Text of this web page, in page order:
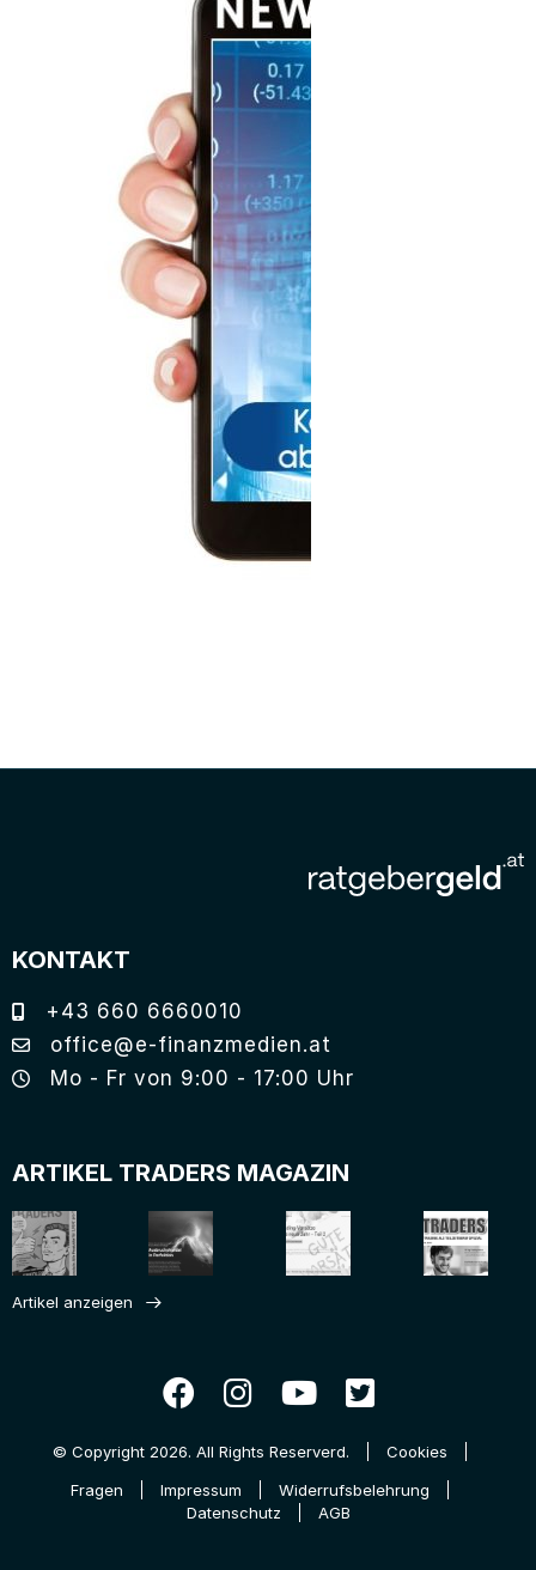
KONTAKT
+43 660 6660010
office@e-finanzmedien.at
Mo - Fr von 9:00 - 17:00 Uhr
ARTIKEL TRADERS MAGAZIN
Artikel anzeigen
© Copyright 2026. All Rights Reserverd.
Cookies
Fragen
Impressum
Widerrufsbelehrung
Datenschutz
AGB